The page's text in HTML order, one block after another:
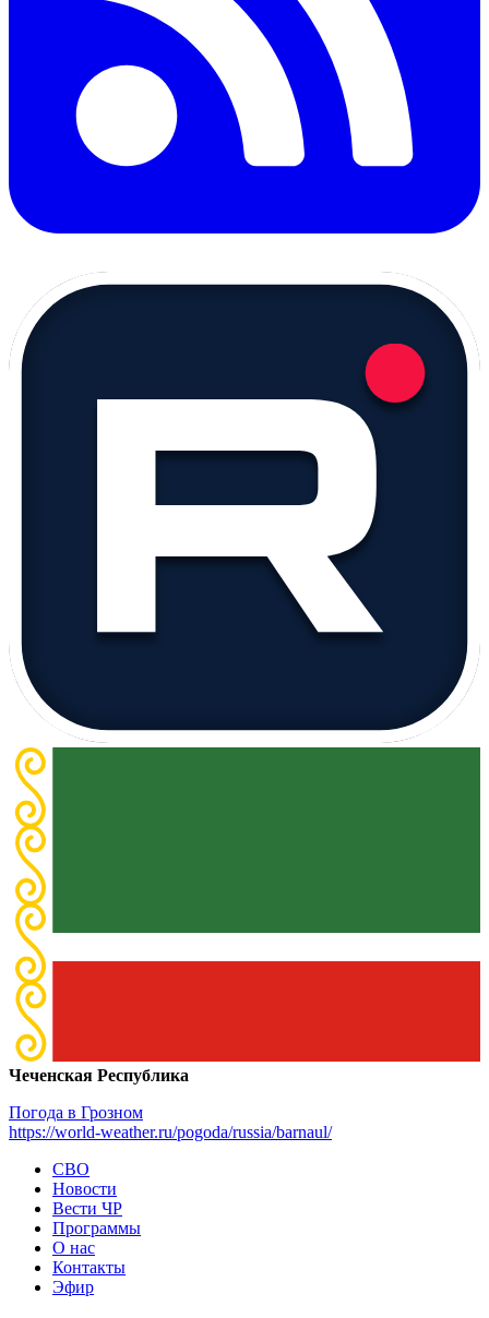
Чеченская Республика
Погода в Грозном
https://world-weather.ru/pogoda/russia/barnaul/
СВО
Новости
Вести ЧР
Программы
О нас
Контакты
Эфир